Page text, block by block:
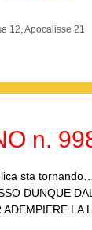
at
A
p
e
a
n
vi
12 ,Apocalisse 21
n.
sta
DUNQUE
ADEMPIERE